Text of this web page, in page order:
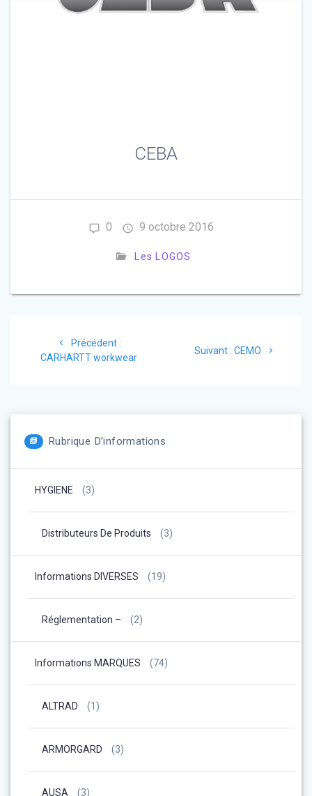
CEBA
0 9 octobre 2016
Les LOGOS
Précédent :Article
précédent
CARHARTT workwear
Suivant : Article
CEMO
Rubrique D’informations
HYGIENE (3)
Distributeurs De Produits (3)
Informations DIVERSES (19)
Réglementation – (2)
Informations MARQUES (74)
ALTRAD (1)
ARMORGARD (3)
AUSA (3)